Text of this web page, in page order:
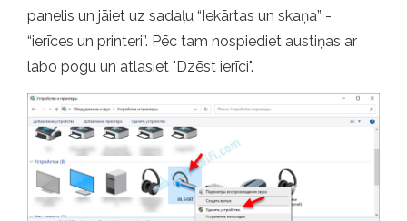
panelis un jāiet uz sadaļu “Iekārtas un skaņa” -
“ierīces un printeri”. Pēc tam nospiediet austiņas ar
labo pogu un atlasiet "Dzēst ierīci".